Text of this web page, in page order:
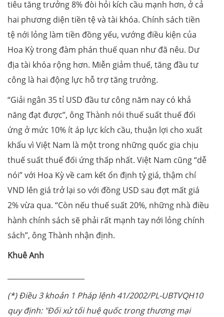
tiêu tăng trưởng 8% đòi hỏi kích cầu mạnh hơn, ở cả
hai phương diện tiền tệ và tài khóa. Chính sách tiền
tệ nới lỏng làm tiền đồng yếu, vướng điều kiện của
Hoa Kỳ trong đàm phán thuế quan như đã nêu. Dư
địa tài khóa rộng hơn. Miễn giảm thuế, tăng đầu tư
công là hai động lực hỗ trợ tăng trưởng.
“Giải ngân 35 tỉ USD đầu tư công năm nay có khả
năng đạt được”, ông Thành nói thuế suất thuế đối
ứng ở mức 10% ít áp lực kích cầu, thuận lợi cho xuất
khẩu vì Việt Nam là một trong những quốc gia chịu
thuế suất thuế đối ứng thấp nhất. Việt Nam cũng “dễ
nói” với Hoa Kỳ về cam kết ổn định tỷ giá, thậm chí
VND lên giá trở lại so với đồng USD sau đợt mất giá
2% vừa qua. “Còn nếu thuế suất 20%, những nhà điều
hành chính sách sẽ phải rất mạnh tay nới lỏng chính
sách”, ông Thành nhận định.
Khuê Anh
(*) Điều 3 khoản 1 Pháp lệnh 41/2002/PL-UBTVQH10
quy định: "Đối xử tối huệ quốc trong thương mại